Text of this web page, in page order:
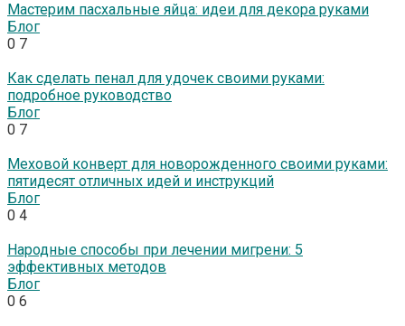
Мастерим пасхальные яйца: идеи для декора руками
Блог
0 7
Как сделать пенал для удочек своими руками:
подробное руководство
Блог
0 7
Меховой конверт для новорожденного своими руками:
пятидесят отличных идей и инструкций
Блог
0 4
Народные способы при лечении мигрени: 5
эффективных методов
Блог
0 6